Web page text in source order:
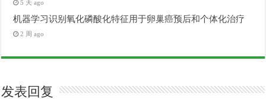
5 天 ago
机器学习识别氧化磷酸化特征用于卵巢癌预后和个体化治疗
2 周 ago
发表回复